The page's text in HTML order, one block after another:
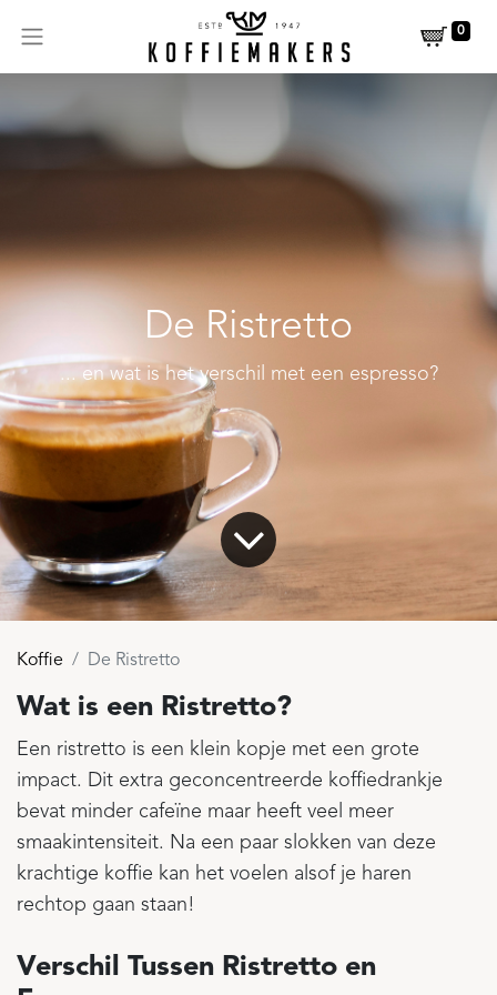
0
De Ristretto
... en wat is het verschil met een espresso?
Koffie De Ristretto
Wat is een Ristretto?
Een ristretto is een klein kopje met een grote
impact. Dit extra geconcentreerde koffiedrankje
bevat minder cafeïne maar heeft veel meer
smaakintensiteit. Na een paar slokken van deze
krachtige koffie kan het voelen alsof je haren
rechtop gaan staan!
Verschil Tussen Ristretto en